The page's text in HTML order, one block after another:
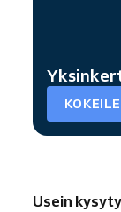
Usein